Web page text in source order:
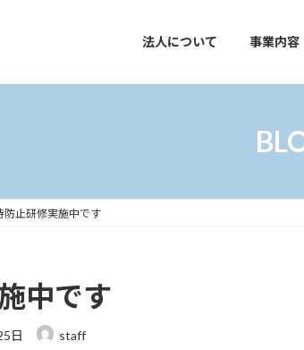
法人について 事業内容
防止研修実施中です
中です
日 staff